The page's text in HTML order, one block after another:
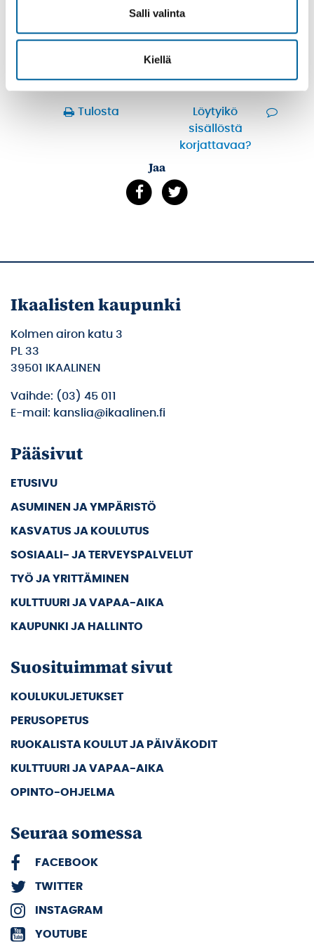
Salli valinta
Kiellä
Tulosta
Löytyikö
sisällöstä
korjattavaa?
Jaa
Ikaalisten kaupunki
Kolmen airon katu 3
PL 33
39501 IKAALINEN
Vaihde: (03) 45 011
E-mail: kanslia@ikaalinen.fi
Pääsivut
ETUSIVU
ASUMINEN JA YMPÄRISTÖ
KASVATUS JA KOULUTUS
SOSIAALI- JA TERVEYSPALVELUT
TYÖ JA YRITTÄMINEN
KULTTUURI JA VAPAA-AIKA
KAUPUNKI JA HALLINTO
Suosituimmat sivut
KOULUKULJETUKSET
PERUSOPETUS
RUOKALISTA KOULUT JA PÄIVÄKODIT
KULTTUURI JA VAPAA-AIKA
OPINTO-OHJELMA
Seuraa somessa
FACEBOOK
TWITTER
INSTAGRAM
YOUTUBE